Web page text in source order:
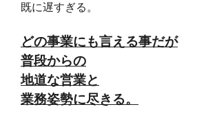
既に遅すぎる。
どの事業にも言える事だが
普段からの
地道な営業と
業務姿勢に尽きる。